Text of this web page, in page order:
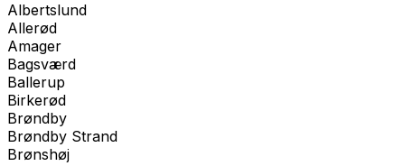
Albertslund
Allerød
Amager
Bagsværd
Ballerup
Birkerød
Brøndby
Brøndby Strand
Brønshøj